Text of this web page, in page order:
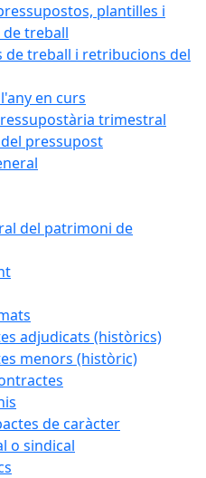
plantilles i
de treball
de treball i retribucions del
en curs
trimestral
pressupost
del patrimoni de
adjudicats (històrics)
menors (històric)
de caràcter
o sindical